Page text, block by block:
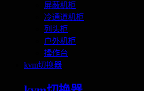
屏蔽机柜
冷通道机柜
列头柜
户外机柜
操作台
kvm切换器